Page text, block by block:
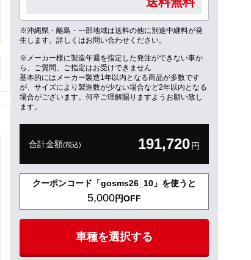
※沖縄県・離島・一部地域は送料の他に別途中継料が発
生します。詳しくはお問い合わせください。
※メーカー様に製造年週を指定した発注ができない事か
ら、ご質問、ご指定はお受けできません
基本的にはメーカー製造1年以内となる商品が多数です
が、サイズにより製造数が少ない場合など2年以内となる
場合がございます。何卒ご理解賜りますようお願い致し
ます。
合計金額(税込) 191,720円
クーポンコード「gosms26_10」を使うと
5,000円OFF
車種を選択する